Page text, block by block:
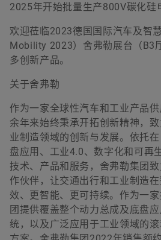
2025年开始批量生产800V碳化硅
欢迎莅临2023德国国际汽车及智
Mobility 2023）舍弗勒展台（B3
多创新产品。
关于舍弗勒
作为一家全球性汽车和工业产品
余年来始终秉承开拓创新精神，
业制造领域的创新与发展。依托
盘应用、工业4.0、数字化和可再
技术、产品和服务，舍弗勒集团
作伙伴，让交通出行和工业制造
效、更智能、更可持续。作为一
团提供覆盖整个动力总成及底盘
统，以及广泛应用于工业领域的